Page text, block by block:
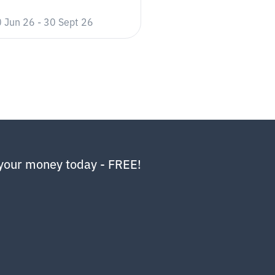
างวัลผ่านทางโทรศัพท์ตามหมายเลข
งแก่กรมสรรพากร
าง SMS ของหมายเลขโทรศัพท์
อง แอดไลน์ @mootaeworld แจ้งชื่อ
ก่อนวันที่ได้รับของรางวัล
นแปลงของรางวัล/สิทธิพิเศษตาม
ทางช่องทาง Facebook page :
Jun 26 -30 Sept 26
money today - FREE!